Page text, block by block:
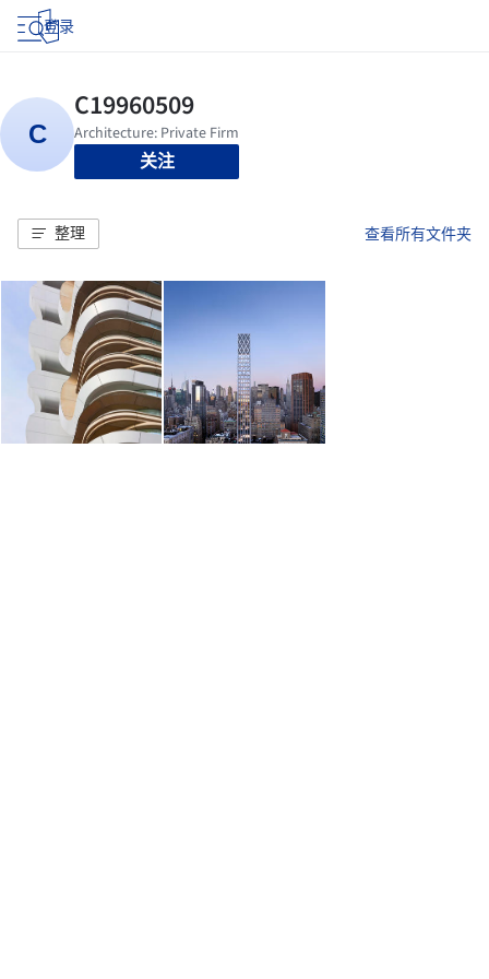
登录
关注
整理 查看所有文件夹